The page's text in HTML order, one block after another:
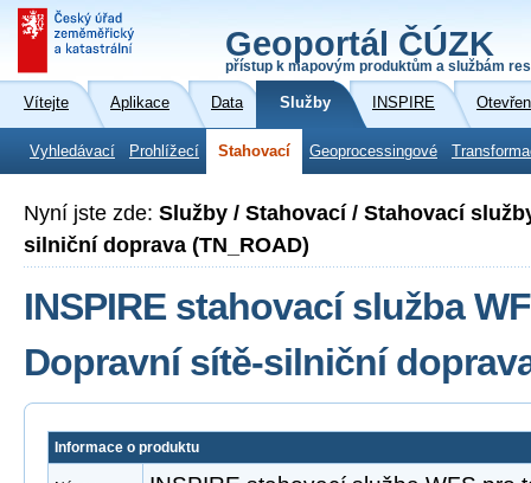
Geoportál ČÚZK
přístup k mapovým produktům a službám
Vítejte Aplikace Data Služby INSPIRE
Vyhledávací Prohlížecí Stahovací Geoprocessingové
Nyní jste zde: Služby / Stahovací / Stahovací
silniční doprava (TN_ROAD)
INSPIRE stahovací služba
Dopravní sítě-silniční
Informace o produktu